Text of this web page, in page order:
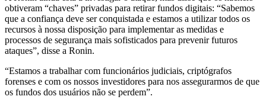
obtiveram “chaves” privadas para retirar fundos digitais: “Sabemos
que a confiança deve ser conquistada e estamos a utilizar todos os
recursos à nossa disposição para implementar as medidas e
processos de segurança mais sofisticados para prevenir futuros
ataques”, disse a Ronin.
“Estamos a trabalhar com funcionários judiciais, criptógrafos
forenses e com os nossos investidores para nos assegurarmos de que
os fundos dos usuários não se perdem”.